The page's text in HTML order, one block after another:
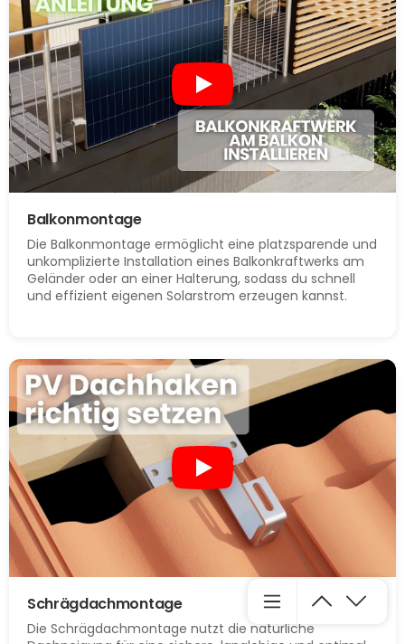
Balkonmontage
Die Balkonmontage ermöglicht eine platzsparende und
unkomplizierte Installation eines Balkonkraftwerks am
Geländer oder an einer Halterung, sodass du schnell
und effizient eigenen Solarstrom erzeugen kannst.
Schrägdachmontage
Die Schrägdachmontage nutzt die natürliche